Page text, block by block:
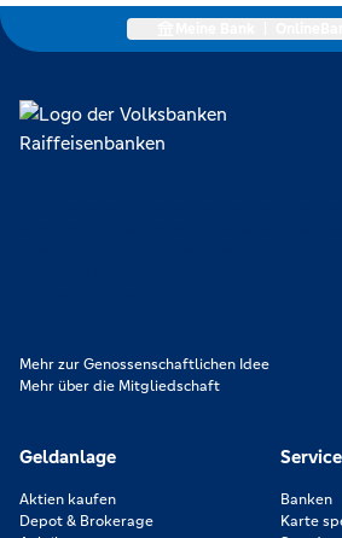
Mehr zur Genossenschaftlichen Idee
Mehr über die Mitgliedschaft
Geldanlage
Aktien kaufen
Depot & Brokerage
Service
Banken
Karte